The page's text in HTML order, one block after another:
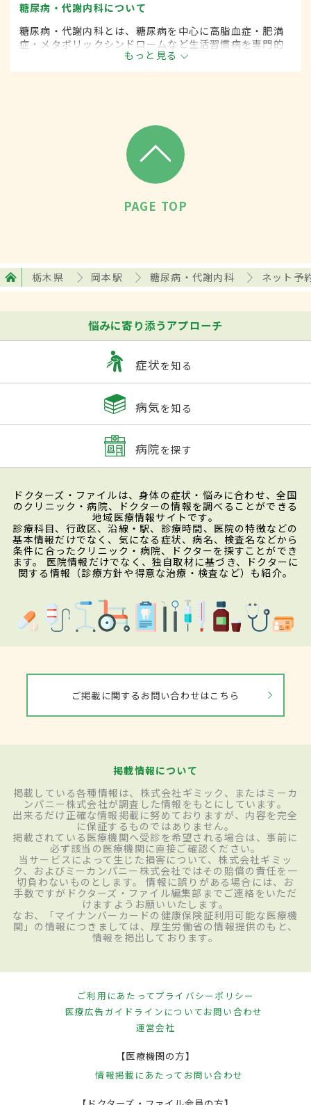
糖尿病・代謝内科について
糖尿病・代謝内科とは、糖尿病を中心に高脂血症・肥満
症・メタボリックシンドロームなど生活習慣病を専門的
に取り扱う内科の一領域です。平成20年4月の制度改正
前は、糖尿病科と呼ばれていました。
もっと見る
PAGE TOP
栃木県 岡本駅 糖尿病・代謝内科 ネット予
悩みに寄り添うアプローチ
症状を知る
病気を知る
病院を探す
ドクターズ・ファイルは、身体の症状・悩みに合わせ、全国
のクリニック・病院、ドクターの情報を調べることができる
地域医療情報サイトです。
診療科目、行政区、沿線・駅、診療時間、医院の特徴などの
基本情報だけでなく、気になる症状、病名、検査名などから
条件に合ったクリニック・病院、ドクターを探すことができ
ます。 医院情報だけでなく、独自取材に基づき、ドクターに
関する情報（診療方針や得意な治療・検査など）も紹介。
ご掲載に関するお問い合わせはこちら
掲載情報について
掲載している各種情報は、株式会社ギミック、またはミーカ
ンパニー株式会社が調査した情報をもとにしています。
出来るだけ正確な情報掲載に努めておりますが、内容を完全
に保証するものではありません。
掲載されている医療機関へ受診を希望される場合は、事前に
必ず該当の医療機関に直接ご確認ください。
当サービスによって生じた損害について、株式会社ギミッ
ク、およびミーカンパニー株式会社ではその賠償の責任を一
切負わないものとします。 情報に誤りがある場合には、お
手数ですがドクターズ・ファイル編集部までご連絡をいただ
けますようお願いいたします。
なお、「マイナンバーカードの健康保険証利用可能な医療機
関」の情報につきましては、厚生労働省の情報提供のもと、
情報を掲出しております。
ご利用にあたってプライバシーポリシー
医療広告ガイドラインについてお問い合わせ
運営会社
【医療機関の方】
情報掲載にあたって お問い合わせ